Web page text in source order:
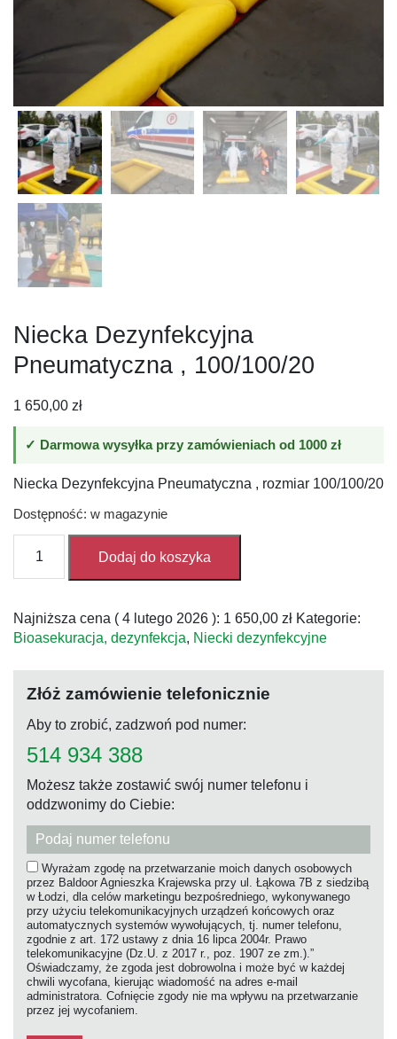
Niecka Dezynfekcyjna
Pneumatyczna , 100/100/20
1 650,00 zł
✓ Darmowa wysyłka przy zamówieniach od 1000 zł
Niecka Dezynfekcyjna Pneumatyczna , rozmiar 100/100/20
Dostępność: w magazynie
Niecka
Dezynfekcyjna
,
100/100/20
Dodaj do koszyka
Najniższa cena ( 4 lutego 2026 ): 1 650,00 zł Kategorie:
Bioasekuracja, dezynfekcja, Niecki dezynfekcyjne
Złóż zamówienie telefonicznie
Aby to zrobić, zadzwoń pod numer:
514 934 388
Możesz także zostawić swój numer telefonu i
oddzwonimy do Ciebie:
Wyrażam zgodę na przetwarzanie moich danych osobowych
przez Baldoor Agnieszka Krajewska przy ul. Łąkowa 7B z siedzibą
w Łodzi, dla celów marketingu bezpośredniego, wykonywanego
przy użyciu telekomunikacyjnych urządzeń końcowych oraz
automatycznych systemów wywołujących, tj. numer telefonu,
zgodnie z art. 172 ustawy z dnia 16 lipca 2004r. Prawo
telekomunikacyjne (Dz.U. z 2017 r., poz. 1907 ze zm.).”
Oświadczamy, że zgoda jest dobrowolna i może być w każdej
chwili wycofana, kierując wiadomość na adres e-mail
administratora. Cofnięcie zgody nie ma wpływu na przetwarzanie
przez jej wycofaniem.